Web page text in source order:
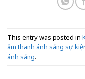
This entry was posted in
âm thanh ánh sáng sự
ánh sáng.